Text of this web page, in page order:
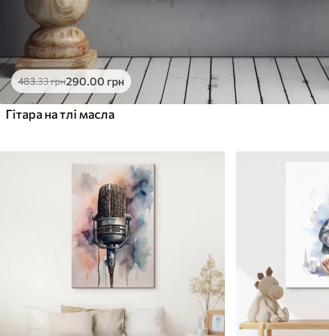
483.33грн290.00 грн
Гітара на тлі масла